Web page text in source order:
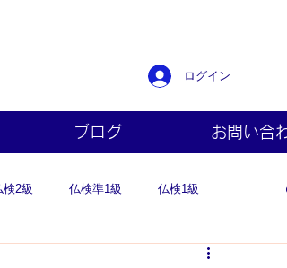
ログイン
ブログ お問い合
検2級 仏検準1級 仏検1級